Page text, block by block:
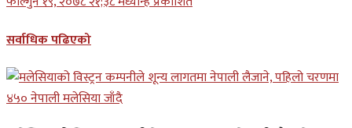
सर्वाधिक पढिएको